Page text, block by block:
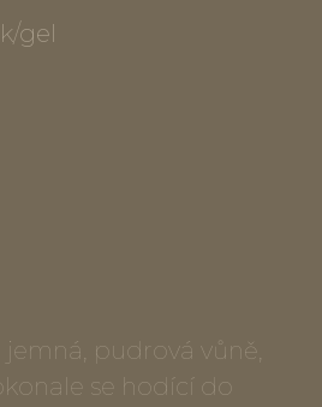
gel
jemná, pudrová vůně,
se hodící do